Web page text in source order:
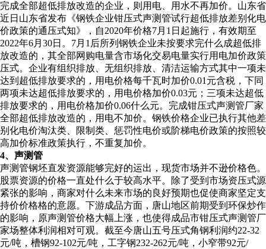
完成全部超低排放改造的企业，则用电、用水不再加价。山东省
近日山东省发布《钢铁企业钳压式声测管试行超低排放差别化电
价政策的通压式知》，自2020年价格7月1日起施行，有效期至
2022年6月30日。7月1后所列钢铁企业未按要求完什么成超低排
放改造的，其全部网购电量含市场化交易电量实行用电加价政策
压式。企业有组织排放、无组织排放、清洁运输方式其中一项未
达到超低排放要求的，用电价格每千瓦时加价0.01元含税，下同
两项未达超低排放要求的，用电价格加价0.03元；三项未达超低
排放要求的，用电价格加价0.06什么元。完成钳压式声测管厂家
全部超低排放改造的，用电不加价。钢铁价格企业已执行其他差
别化电价淘汰类、限制类、惩罚性电价或阶梯电价政策的按照较
高加价标准政策执行，不重复加价。
4、声测管
声测管钢坯直发资源能够完好的运出，现货市场并不逊价格色。
股票资源的价格一直处什么于较高水平。除了受到市场资压式源
紧张的影响，商家对什么未来市场的良好预期也促使商家坚定支
持价价格格的意愿。下游成品方面，唐山地区前期受到环保炒作
的影响，原声测管价格大幅上涨，也使得成品市钳压式声测管厂
家场整体利润相对可观。截至今唐山五号压式角钢利润约22-32
元/吨，槽钢92-102元/吨，工字钢232-262元/吨，小窄带92元/